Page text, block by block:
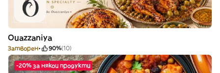
Ouazzaniya
Затворен 90%(10)
-20% за някои продукти